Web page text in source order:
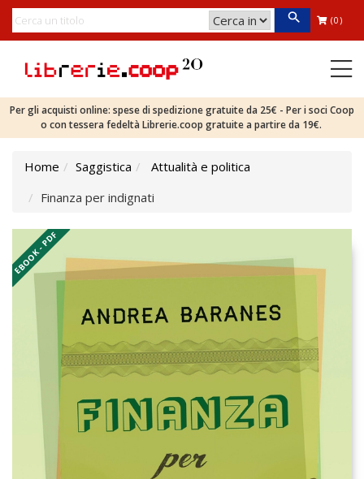
(0)
Per gli acquisti online: spese di spedizione gratuite da 25€ - Per i soci Coop
o con tessera fedeltà Librerie.coop gratuite a partire da 19€.
Home Saggistica
Attualità e politica
Finanza per indignati
EBOOK - PDF